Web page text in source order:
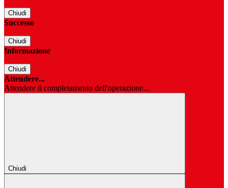
Chiudi
Successo
Chiudi
Informazione
Chiudi
Attendere...
Attendere il completamento dell'operazione...
Chiudi